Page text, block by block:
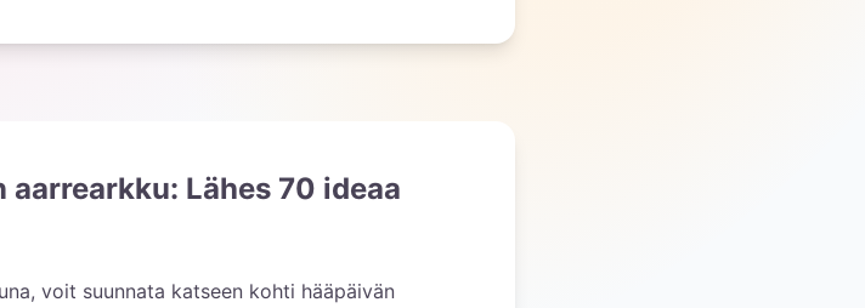
Lähes 70 ideaa
voit suunnata katseen kohti hääpäivän